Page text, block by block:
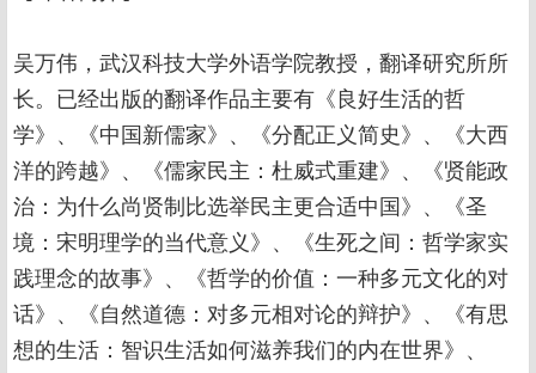
吴万伟，武汉科技大学外语学院教授，翻译研究所所
长。已经出版的翻译作品主要有《良好生活的哲
学》、《中国新儒家》、《分配正义简史》、《大西
洋的跨越》、《儒家民主：杜威式重建》、《贤能政
治：为什么尚贤制比选举民主更合适中国》、《圣
境：宋明理学的当代意义》、《生死之间：哲学家实
践理念的故事》、《哲学的价值：一种多元文化的对
话》、《自然道德：对多元相对论的辩护》、《有思
想的生活：智识生活如何滋养我们的内在世界》、